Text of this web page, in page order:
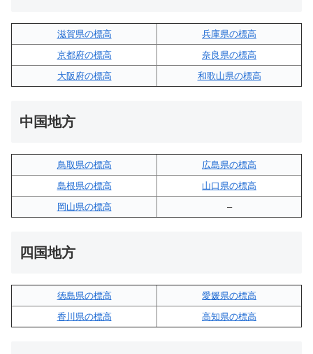
滋賀県の標高
兵庫県の標高
京都府の標高
奈良県の標高
大阪府の標高
和歌山県の標高
中国地方
鳥取県の標高
広島県の標高
島根県の標高
山口県の標高
岡山県の標高
–
四国地方
徳島県の標高
愛媛県の標高
香川県の標高
高知県の標高